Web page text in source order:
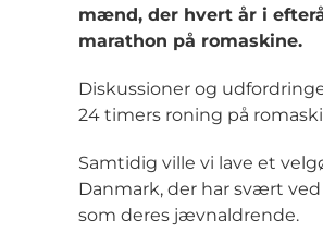
mænd, der hvert år i
marathon på romaskine.
Diskussioner og
24 timers roning på
Samtidig ville vi lave et
Danmark, der har svært
som deres jævnaldrende.